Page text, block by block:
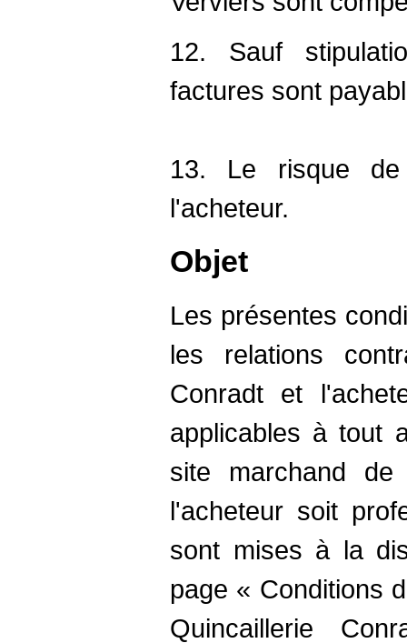
12. Sauf
factures sont
13. Le risque
l'acheteur.
Objet
Les présentes
les relations
Conradt et
applicables à tout
site marchand
l'acheteur soit
sont mises à la
page « Conditions
Quincaillerie